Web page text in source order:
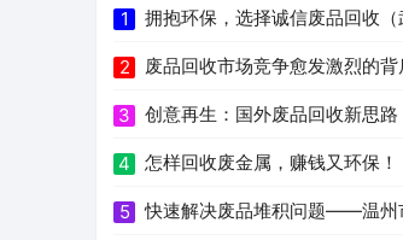
1 拥抱环保，选择诚信废品回收（
2 废品回收市场竞争愈发激烈的背
3 创意再生：国外废品回收新思路
4 怎样回收废金属，赚钱又环保！
5 快速解决废品堆积问题——温州